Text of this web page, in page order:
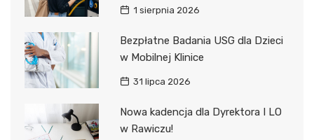
1 sierpnia 2026
Bezpłatne Badania USG dla Dzieci
w Mobilnej Klinice
31 lipca 2026
Nowa kadencja dla Dyrektora I LO
w Rawiczu!